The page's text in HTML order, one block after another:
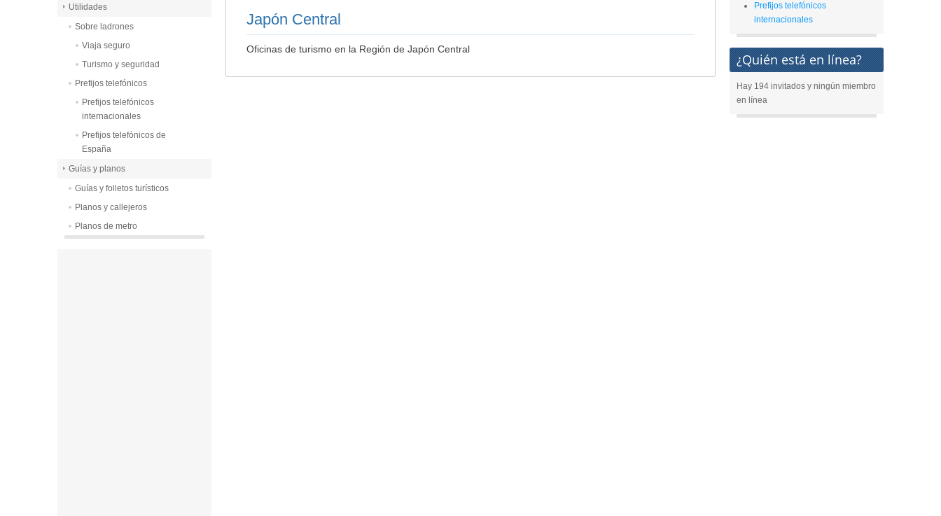
Japón Central
Oficinas de turismo en la Región de Japón Central
Utilidades
Sobre ladrones
Viaja seguro
Turismo y seguridad
Prefijos telefónicos
Prefijos telefónicos
internacionales
Prefijos telefónicos de
España
Guías y planos
Guías y folletos turísticos
Planos y callejeros
Planos de metro
Prefijos telefónicos
internacionales
¿Quién está en línea?
Hay 194 invitados y ningún miembro
en línea